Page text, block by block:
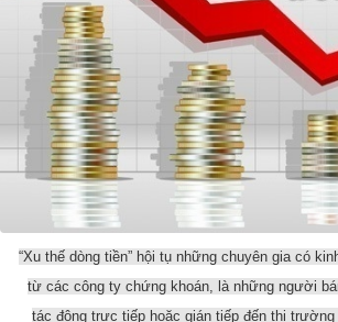
“Xu thế dòng tiền” hội tụ những chuyên gia có
từ các công ty chứng khoán, là những người
tác động trực tiếp hoặc gián tiếp đến thị